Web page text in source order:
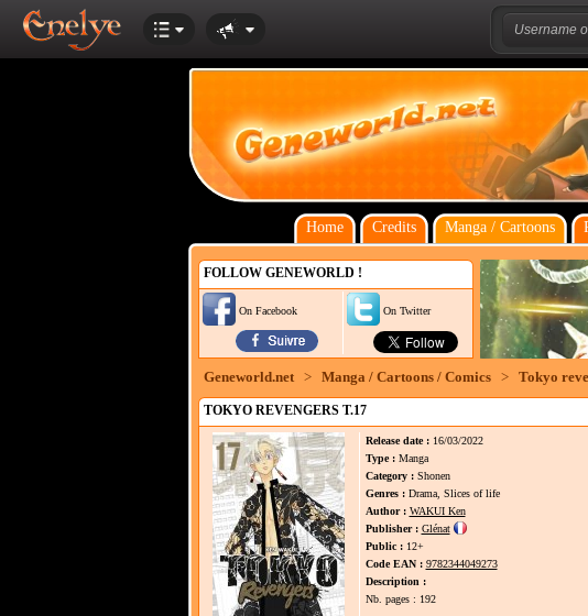
Home Credits Manga / Cartoons
FOLLOW GENEWORLD !
On Facebook On Twitter
Geneworld.net > Manga / Cartoons / Comics > Tokyo
TOKYO REVENGERS T.17
Release date :16/03/2022
Type : Manga
Category :Shonen
Genres :Drama, Slices of life
Author : WAKUI Ken
Publisher : Glénat
Public :12+
Code EAN : 9782344049273
Description :
Nb. pages : 192